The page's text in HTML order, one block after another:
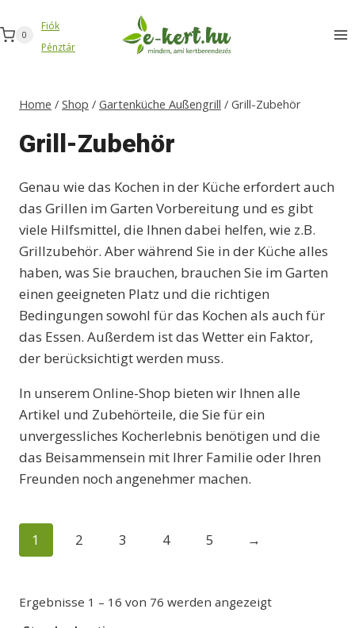
Inhalt
springen
0
Fiók
Pénztár
Home / Shop / Gartenküche Außengrill / Grill-Zubehör
Grill-Zubehör
Genau wie das Kochen in der Küche erfordert auch
das Grillen im Garten Vorbereitung und es gibt
viele Hilfsmittel, die Ihnen dabei helfen, wie z.B.
Grillzubehör. Aber während Sie in der Küche alles
haben, was Sie brauchen, brauchen Sie im Garten
einen geeigneten Platz und die richtigen
Bedingungen sowohl für das Kochen als auch für
das Essen. Außerdem ist das Wetter ein Faktor,
der berücksichtigt werden muss.
In unserem Online-Shop bieten wir Ihnen alle
Artikel und Zubehörteile, die Sie für ein
unvergessliches Kocherlebnis benötigen und die
das Beisammensein mit Ihrer Familie oder Ihren
Freunden noch angenehmer machen.
1 2 3 4 5 →
Ergebnisse 1 – 16 von 76 werden angezeigt